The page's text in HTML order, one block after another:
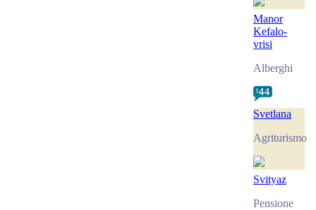
Manor
Kefalo-
vrisi
Alberghi
Svetlana
Agriturismo
Svityaz
Pensione